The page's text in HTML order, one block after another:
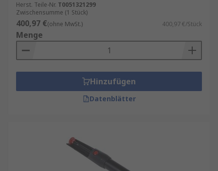
Herst. Teile-Nr. T0051321299
Zwischensumme (1 Stück)
400,97 €(ohne MwSt.) 400,97 €/Stück
Menge
Hinzufügen
Datenblätter